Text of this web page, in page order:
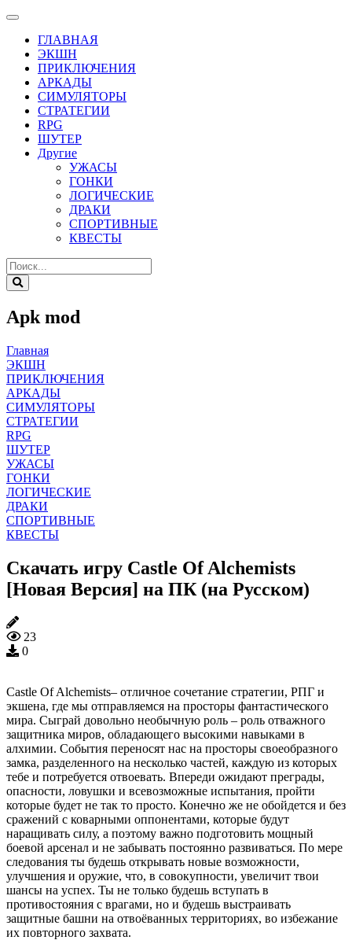
ГЛАВНАЯ
ЭКШН
ПРИКЛЮЧЕНИЯ
АРКАДЫ
СИМУЛЯТОРЫ
СТРАТЕГИИ
RPG
ШУТЕР
Другие
УЖАСЫ
ГОНКИ
ЛОГИЧЕСКИЕ
ДРАКИ
СПОРТИВНЫЕ
КВЕСТЫ
Apk mod
Главная
ЭКШН
ПРИКЛЮЧЕНИЯ
АРКАДЫ
СИМУЛЯТОРЫ
СТРАТЕГИИ
RPG
ШУТЕР
УЖАСЫ
ГОНКИ
ЛОГИЧЕСКИЕ
ДРАКИ
СПОРТИВНЫЕ
КВЕСТЫ
Скачать игру Castle Of Alchemists
[Новая Версия] на ПК (на Русском)
23
0
Castle Of Alchemists– отличное сочетание стратегии, РПГ и
экшена, где мы отправляемся на просторы фантастического
мира. Сыграй довольно необычную роль – роль отважного
защитника миров, обладающего высокими навыками в
алхимии. События переносят нас на просторы своеобразного
замка, разделенного на несколько частей, каждую из которых
тебе и потребуется отвоевать. Впереди ожидают преграды,
опасности, ловушки и всевозможные испытания, пройти
которые будет не так то просто. Конечно же не обойдется и без
сражений с коварными оппонентами, которые будут
наращивать силу, а поэтому важно подготовить мощный
боевой арсенал и не забывать постоянно развиваться. По мере
следования ты будешь открывать новые возможности,
улучшения и оружие, что, в совокупности, увеличит твои
шансы на успех. Ты не только будешь вступать в
противостояния с врагами, но и будешь выстраивать
защитные башни на отвоёванных территориях, во избежание
их повторного захвата.